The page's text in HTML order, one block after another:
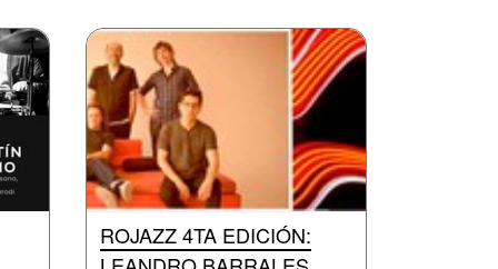
ROJAZZ 4TA EDICIÓN: